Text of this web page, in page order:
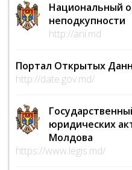
Национальный
неподкупности
http://ani.md
Портал Открытых
http://date.gov.md/
юридических
Молдова
https://www.legis.md/